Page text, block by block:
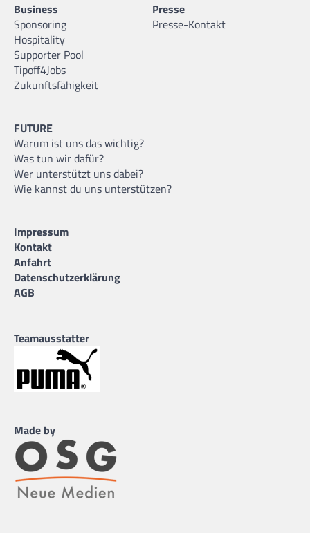
Business
Sponsoring
Hospitality
Supporter Pool
Tipoff4Jobs
Zukunftsfähigkeit
Presse
Presse-Kontakt
FUTURE
Warum ist uns das wichtig?
Was tun wir dafür?
Wer unterstützt uns dabei?
Wie kannst du uns unterstützen?
Impressum
Kontakt
Anfahrt
Datenschutzerklärung
AGB
Teamausstatter
Made by